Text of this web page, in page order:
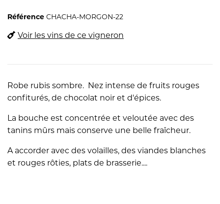
Référence CHACHA-MORGON-22
Voir les vins de ce vigneron
Robe rubis sombre. Nez intense de fruits rouges
confiturés, de chocolat noir et d'épices.
La bouche est concentrée et veloutée avec des
tanins mûrs mais conserve une belle fraîcheur.
A accorder avec des volailles, des viandes blanches
et rouges rôties, plats de brasserie....